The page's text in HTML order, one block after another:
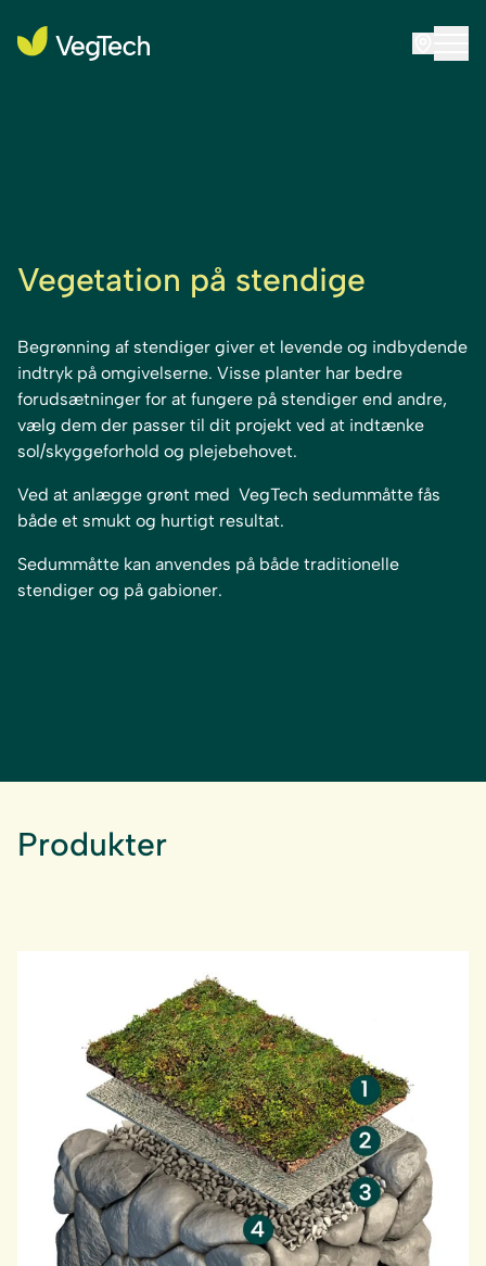
Vegetation på stendige
Begrønning af stendiger giver et levende og indbydende
indtryk på omgivelserne. Visse planter har bedre
forudsætninger for at fungere på stendiger end andre,
vælg dem der passer til dit projekt ved at indtænke
sol/skyggeforhold og plejebehovet.
Ved at anlægge grønt med VegTech sedummåtte fås
både et smukt og hurtigt resultat.
Sedummåtte kan anvendes på både traditionelle
stendiger og på gabioner.
Produkter